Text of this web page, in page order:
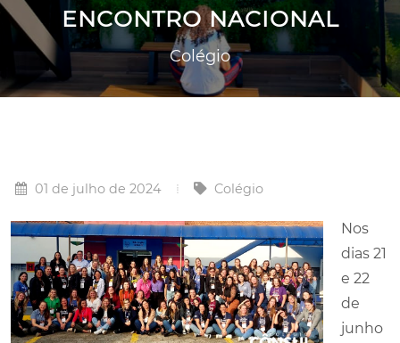
ENCONTRO NACIONAL
Colégio
01 de julho de 2024 Colégio
Nos
dias 21
e 22
de
junho